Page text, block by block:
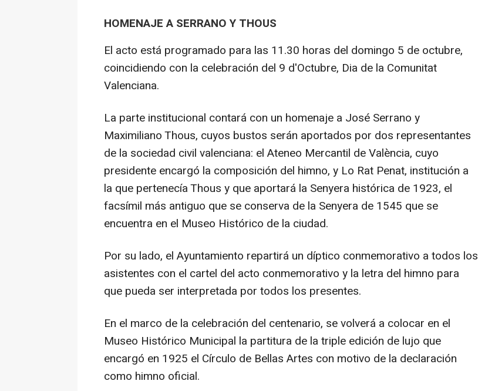
HOMENAJE A SERRANO Y THOUS
El acto está programado para las 11.30 horas del domingo 5 de octubre,
coincidiendo con la celebración del 9 d'Octubre, Dia de la Comunitat
Valenciana.
La parte institucional contará con un homenaje a José Serrano y
Maximiliano Thous, cuyos bustos serán aportados por dos representantes
de la sociedad civil valenciana: el Ateneo Mercantil de València, cuyo
presidente encargó la composición del himno, y Lo Rat Penat, institución a
la que pertenecía Thous y que aportará la Senyera histórica de 1923, el
facsímil más antiguo que se conserva de la Senyera de 1545 que se
encuentra en el Museo Histórico de la ciudad.
Por su lado, el Ayuntamiento repartirá un díptico conmemorativo a todos los
asistentes con el cartel del acto conmemorativo y la letra del himno para
que pueda ser interpretada por todos los presentes.
En el marco de la celebración del centenario, se volverá a colocar en el
Museo Histórico Municipal la partitura de la triple edición de lujo que
encargó en 1925 el Círculo de Bellas Artes con motivo de la declaración
como himno oficial.